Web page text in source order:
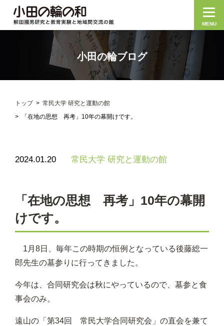
MENU
小田の輪ブログ
トップ
常民大学 研究と運動の館
「在地の思想 再考」10年の幕開けです。
2024.01.20 常民大学 研究と運動の館
「在地の思想 再考」10年の幕開
けです。
1月8日、毎年この時期の恒例となっている後藤総一
郎先生の墓参りに行ってきました。
今年は、合同研究会は秋にやっているので、墓参と食
事会のみ。
遠山の「第34回 常民大学合同研究会」の直会を兼て